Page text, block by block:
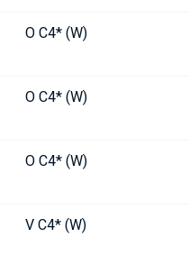
O C4* (W)
O C4* (W)
O C4* (W)
V C4* (W)